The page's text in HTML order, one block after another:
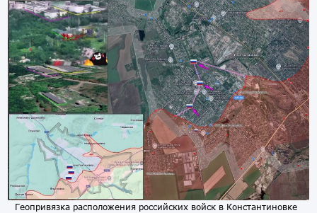
Геопривязка расположения российских войск в Константиновке